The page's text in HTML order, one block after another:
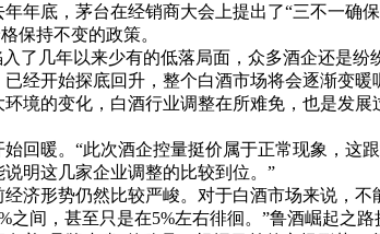
底，茅台在经销商大会上提出了“三不一确
保持不变的政策。
几年以来少有的低落局面，众多酒企还是纷
经开始探底回升，整个白酒市场将会逐渐变暖
的变化，白酒行业调整在所难免，也是发展
暖。“此次酒企控量挺价属于正常现象，这
明这几家企业调整的比较到位。”
形势仍然比较严峻。对于白酒市场来说，不
之间，甚至只是在5%左右徘徊。”鲁酒崛起之